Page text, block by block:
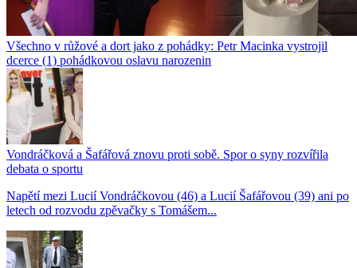
Všechno v růžové a dort jako z pohádky: Petr Macinka vystrojil
dcerce (1) pohádkovou oslavu narozenin
Vondráčková a Šafářová znovu proti sobě. Spor o syny rozvířila
debata o sportu
Napětí mezi Lucií Vondráčkovou (46) a Lucií Šafářovou (39) ani po
letech od rozvodu zpěvačky s Tomášem...